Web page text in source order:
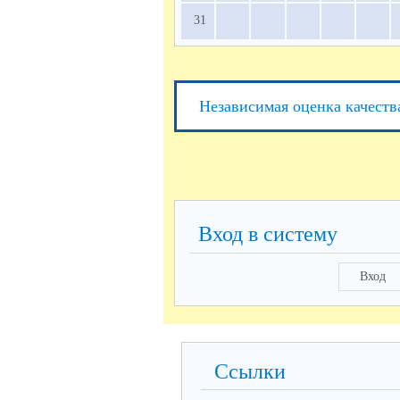
31
Независимая оценка
Вход в систему
Вход
Ссылки